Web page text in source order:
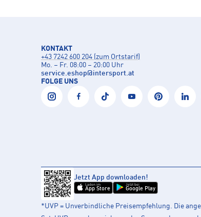
KONTAKT
+43 7242 600 204 (zum Ortstarif)
Mo. – Fr. 08:00 – 20:00 Uhr
service.eshop@intersport.at
FOLGE UNS
Jetzt App downloaden!
Laden im
App Store
Jetzt bei
Google Play
*UVP = Unverbindliche Preisempfehlung. Die